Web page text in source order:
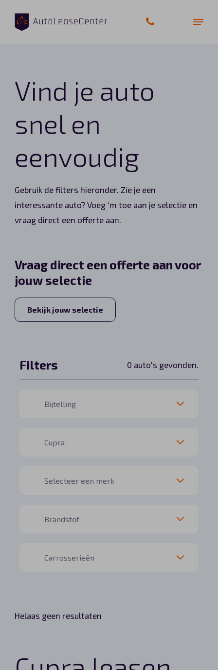
Vind je auto
snel en
eenvoudig
Gebruik de filters hieronder. Zie je een
interessante auto? Voeg ‘m toe aan je selectie en
vraag direct een offerte aan.
Vraag direct een offerte aan voor
jouw selectie
Bekijk jouw selectie
Filters 0 auto's gevonden.
Helaas geen resultaten
Zakelijke auto’s
Elektrische auto’s
Wagenparkbeheer
Shortlease
Vragen?
Over ons